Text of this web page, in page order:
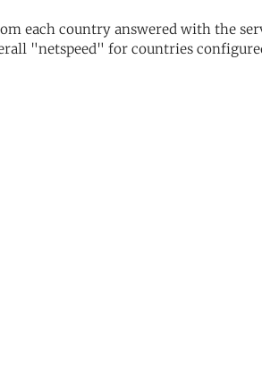
each country answered with the
"netspeed" for countries